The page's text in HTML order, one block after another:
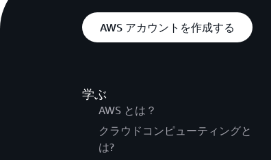
AWS アカウントを作成する
学ぶ
AWS とは？
クラウドコンピューティングと
は?